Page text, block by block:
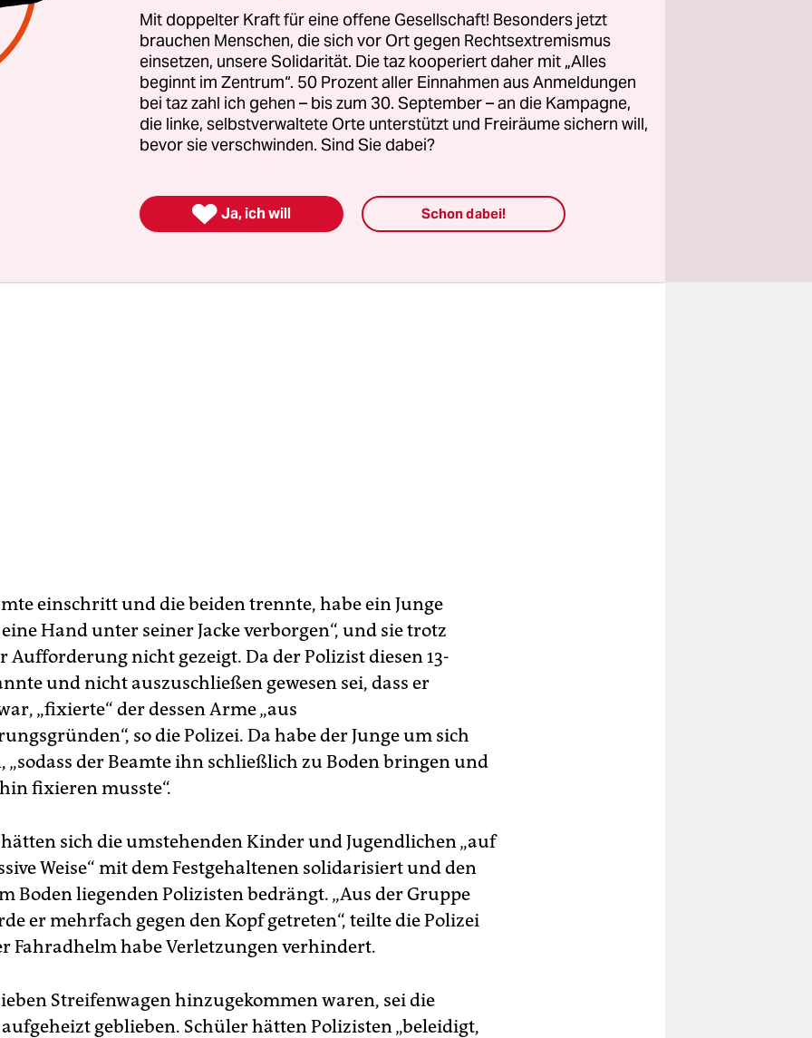
den Kopf getreten“ worden.
sei ein
, der im Schulumfeld tätig ist. Er war mit
trug einen Helm und blieb unverletzt. Laut
der Polizei ging dem Handeln der Schüler eine
Polizisten voraus. Dieser fuhr am Donnerstag nachmittag
stritten“. Um sie herum habe eine Traube von Kindern
gestanden.
einschritt und die beiden trennte, habe ein Junge
Hand unter seiner Jacke verborgen“, und sie trotz
Aufforderung nicht gezeigt. Da der Polizist diesen 13-
und nicht auszuschließen gewesen sei, dass er
„fixierte“ der dessen Arme „aus
so die Polizei. Da habe der Junge um sich
„sodass der Beamte ihn schließlich zu Boden bringen und
fixieren musste“.
sich die umstehenden Kinder und Jugendlichen „auf
Weise“ mit dem Festgehaltenen solidarisiert und den
Boden liegenden Polizisten bedrängt. „Aus der Gruppe
er mehrfach gegen den Kopf getreten“, teilte die Polizei
Fahradhelm habe Verletzungen verhindert.
Streifenwagen hinzugekommen waren, sei die
geblieben. Schüler hätten Polizisten „beleidigt,
Mit doppelter Kraft für eine offene Gesellschaft! Besonders jetzt
brauchen Menschen, die sich vor Ort gegen Rechtsextremismus
einsetzen, unsere Solidarität. Die taz kooperiert daher mit „Alles
beginnt im Zentrum“. 50 Prozent aller Einnahmen aus Anmeldungen
bei taz zahl ich gehen – bis zum 30. September – an die Kampagne,
die linke, selbstverwaltete Orte unterstützt und Freiräume sichern will,
bevor sie verschwinden. Sind Sie dabei?
 Ja, ich will Schon dabei!